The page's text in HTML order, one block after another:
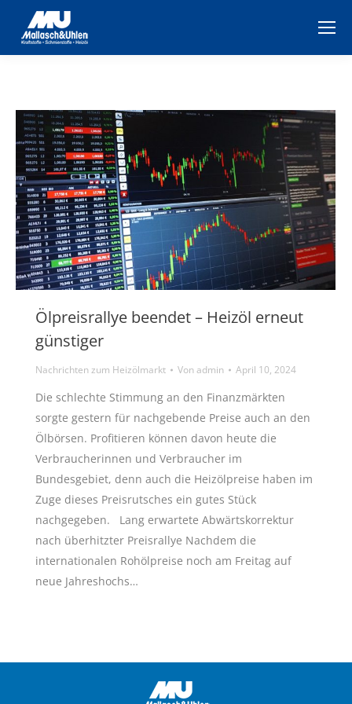
Ölpreisrallye beendet – Heizöl erneut
günstiger
Nachrichten zum Heizölmarkt Vonadmin April 10, 2024
Die schlechte Stimmung an den Finanzmärkten
sorgte gestern für nachgebende Preise auch an den
Ölbörsen. Profitieren können davon heute die
Verbraucherinnen und Verbraucher im
Bundesgebiet, denn auch die Heizölpreise haben im
Zuge dieses Preisrutsches ein gutes Stück
nachgegeben. Lang erwartete Abwärtskorrektur
nach überhitzter Preisrallye Nachdem die
internationalen Rohölpreise noch am Freitag auf
neue Jahreshochs…